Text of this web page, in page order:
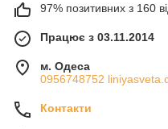
97% позитивних з 160
Працює з 03.11.2014
м. Одеса
0956748752
Контакти